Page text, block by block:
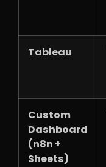
Tableau
Custom
Dashboard
(n8n +
Sheets)